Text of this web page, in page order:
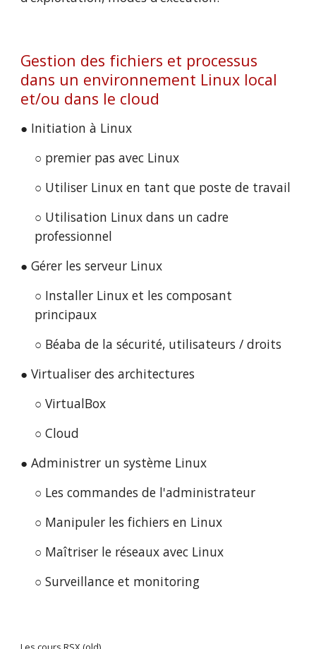
Gestion des fichiers et processus
dans un environnement Linux local
et/ou dans le cloud
● Initiation à Linux
○ premier pas avec Linux
○ Utiliser Linux en tant que poste de travail
○ Utilisation Linux dans un cadre
professionnel
● Gérer les serveur Linux
○ Installer Linux et les composant
principaux
○ Béaba de la sécurité, utilisateurs / droits
● Virtualiser des architectures
○ VirtualBox
○ Cloud
● Administrer un système Linux
○ Les commandes de l'administrateur
○ Manipuler les fichiers en Linux
○ Maîtriser le réseaux avec Linux
○ Surveillance et monitoring